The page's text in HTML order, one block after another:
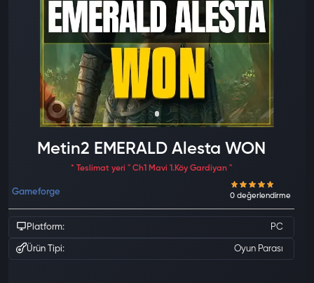
Metin2 EMERALD Alesta WON
* Teslimat yeri '' Ch1 Mavi 1.Köy Gardiyan ''
Gameforge
Platform: PC
Ürün Tipi: Oyun Parası